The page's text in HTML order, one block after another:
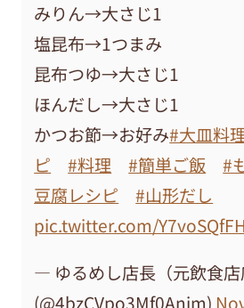
みりん→大さじ1
塩昆布→1つまみ
昆布つゆ→大さじ1
ほんだし→大さじ1
かつお節→お好み#大皿料
ピ
#料理 #簡単ご飯 #
豆腐レシピ
#山形だし
pic.twitter.com/
— ゆるめし店長（元飲食店
(@4bzCVpo3Mf0Anjm)